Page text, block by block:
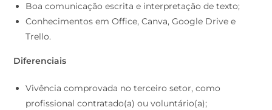
Boa comunicação escrita e interpretação de texto;
Conhecimentos em Office, Canva, Google Drive e
Trello.
Diferenciais
Vivência comprovada no terceiro setor, como
profissional contratado(a) ou voluntário(a);